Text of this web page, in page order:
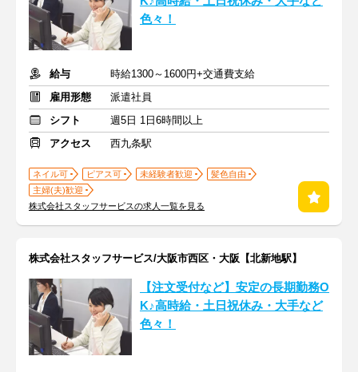
色々！
給与
時給1300～1600円+交通費支給
雇用形態
派遣社員
シフト
週5日 1日6時間以上
アクセス
西九条駅
ネイル可 ピアス可 未経験者歓迎
髪色自由
主婦(夫)歓迎
株式会社スタッフサービスの求人一覧を見る
株式会社スタッフサービス/大阪市西区・大阪【北新地駅】
【注文受付など】安定の長期勤務O
K♪高時給・土日祝休み・大手など
色々！